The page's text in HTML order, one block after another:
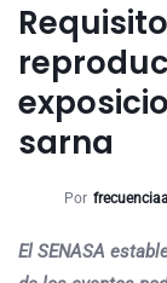
sarna
Por
El SENASA